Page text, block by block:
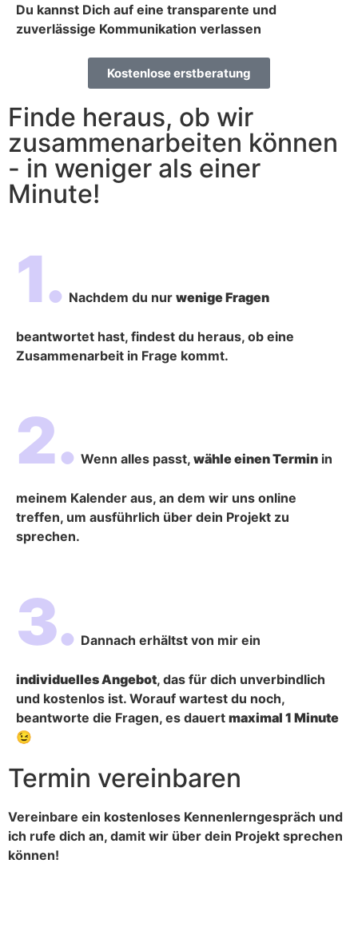
Du kannst Dich auf eine transparente und
zuverlässige Kommunikation verlassen
Kostenlose erstberatung
Finde heraus, ob wir
zusammenarbeiten können
- in weniger als einer
Minute!
1. Nachdem du nur wenige Fragen
beantwortet hast, findest du heraus, ob eine
Zusammenarbeit in Frage kommt.
2. Wenn alles passt, wähle einen Termin in
meinem Kalender aus, an dem wir uns online
treffen, um ausführlich über dein Projekt zu
sprechen.
3. Dannach erhältst von mir ein
individuelles Angebot, das für dich unverbindlich
und kostenlos ist. Worauf wartest du noch,
beantworte die Fragen, es dauert maximal 1 Minute
😉
Termin vereinbaren
Vereinbare ein kostenloses Kennenlerngespräch und
ich rufe dich an, damit wir über dein Projekt sprechen
können!